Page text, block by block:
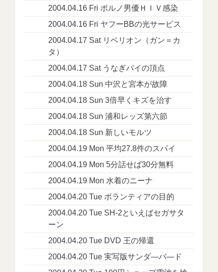
2004.04.16 Fri ポルノ男優ＨＩＶ感染
2004.04.16 Fri ヤフーBBの光サービス
2004.04.17 Sat リベリオン（ガン＝カ
タ）
2004.04.17 Sat うなぎパイの頂点
2004.04.18 Sun 中沢と宮本が故障
2004.04.18 Sun 3倍早くキズを治す
2004.04.18 Sun 浦和レッズ第六節
2004.04.18 Sun 新しいモルツ
2004.04.19 Mon 平均27.8件のスパイ
2004.04.19 Mon 5分話せば30分無料
2004.04.19 Mon 水着のニーナ
2004.04.20 Tue ボランティアの目的
2004.04.20 Tue SH-2といえばセガサタ
ーン
2004.04.20 Tue DVD 王の帰還
2004.04.20 Tue 実写版サンダ―バ―ド